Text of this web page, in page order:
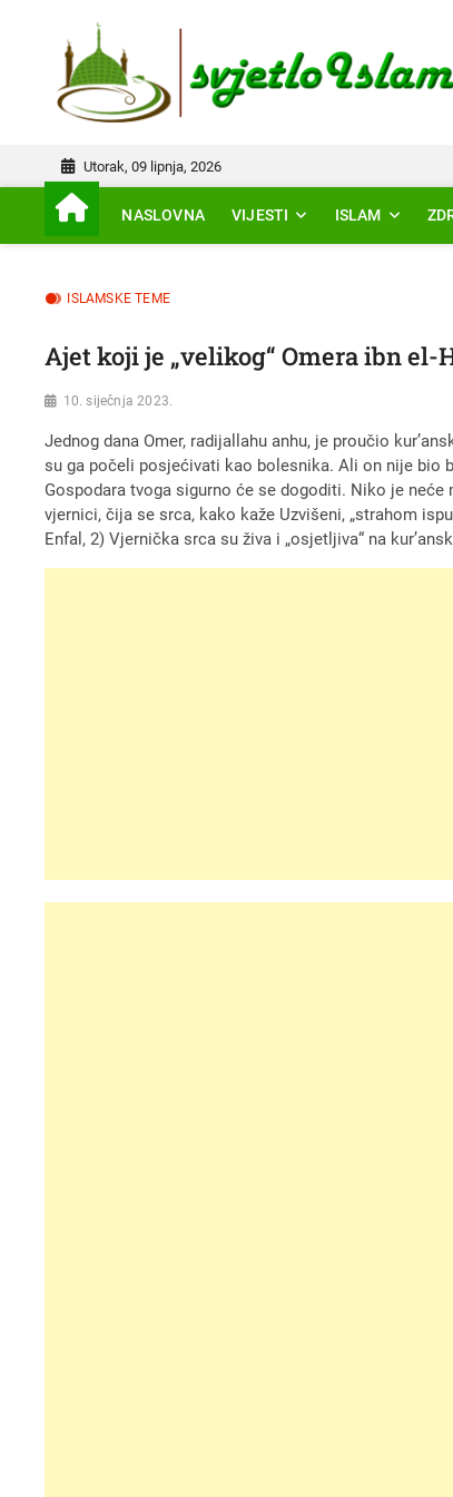
Utorak, 09 lipnja, 2026
NASLOVNA VIJESTI ISLAM
ISLAMSKE TEME
Ajet koji je „velikog“ Omera ibn el-
10. siječnja 2023.
Jednog dana Omer, radijallahu anhu, je proučio
su ga počeli posjećivati kao bolesnika. Ali on nije bio
Gospodara tvoga sigurno će se dogoditi. Niko je neće
vjernici, čija se srca, kako kaže Uzvišeni, „strahom
Enfal, 2) Vjernička srca su živa i „osjetljiva“ na